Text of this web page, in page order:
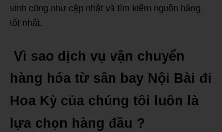
sinh cũng như cập nhật và tìm kiếm nguồn hàng
tốt nhất.
Vì sao dịch vụ vận chuyển
hàng hóa từ sân bay Nội Bài đi
Hoa Kỳ của chúng tôi luôn là
lựa chọn hàng đầu ?